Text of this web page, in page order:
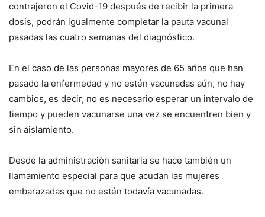
contrajeron el Covid-19 después de recibir la primera
dosis, podrán igualmente completar la pauta vacunal
pasadas las cuatro semanas del diagnóstico.
En el caso de las personas mayores de 65 años que han
pasado la enfermedad y no estén vacunadas aún, no hay
cambios, es decir, no es necesario esperar un intervalo de
tiempo y pueden vacunarse una vez se encuentren bien y
sin aislamiento.
Desde la administración sanitaria se hace también un
llamamiento especial para que acudan las mujeres
embarazadas que no estén todavía vacunadas.